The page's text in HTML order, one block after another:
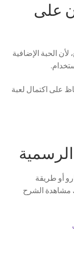
على
الحبة الإضافية
على اكتمال لعبة
أو طريقة
مشاهدة الشرح